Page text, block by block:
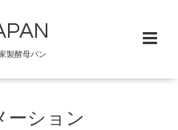
製酵母パン
ーション